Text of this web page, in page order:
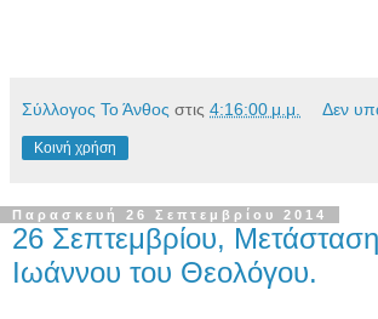
Σύλλογος Το Άνθος στις 4:16:00 μ.μ. Δεν
Κοινή χρήση
Παρασκευή 26 Σεπτεμβρίου 2014
26 Σεπτεμβρίου,
Ιωάννου του Θεολόγου.